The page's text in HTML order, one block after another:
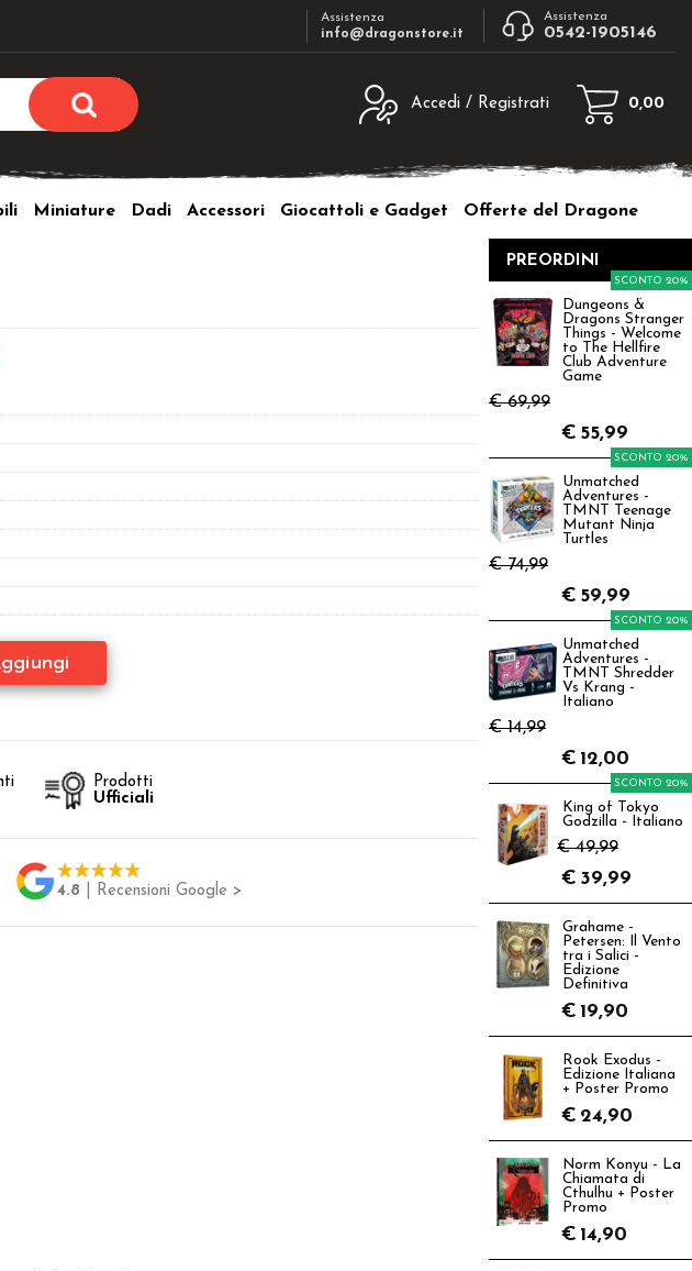
Assistenza
info@dragonstore.it
Assistenza
0542-1905146
Accedi / Registrati
utente e la password e poi clicca sul
Password:
sito clicca sul pulsante "Registrati"
0,00
Miniature Dadi Accessori Giocattoli e Gadget Offerte del Dragone
Prodotti
Ufficiali
4.8 | Recensioni Google >
PREORDINI
Dungeons &
Dragons Stranger
Things - Welcome
to The Hellfire
Club Adventure
Game
€ 69,99
SCONTO 20%
€ 55,99
Unmatched
Adventures -
TMNT Teenage
Mutant Ninja
Turtles
€ 74,99
SCONTO 20%
€ 59,99
Unmatched
Adventures -
TMNT Shredder
Vs Krang -
Italiano
€ 14,99
SCONTO 20%
€ 12,00
King of Tokyo
Godzilla - Italiano
€ 49,99
SCONTO 20%
€ 39,99
Grahame -
Petersen: Il Vento
tra i Salici -
Edizione
Definitiva
€ 19,90
Rook Exodus -
Edizione Italiana
+ Poster Promo
€ 24,90
Norm Konyu - La
Chiamata di
Cthulhu + Poster
Promo
€ 14,90